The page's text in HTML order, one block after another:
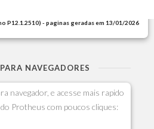
P12.1.2510) - paginas geradas em 13/01/2026
NAVEGADORES
navegador, e acesse mais rapido
Protheus com poucos cliques: